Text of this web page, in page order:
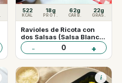
522
KCAL
18g
PROT.
62g
CARB.
22g
GRAS.
Ravioles de Ricota con
dos Salsas (Salsa Blanca
y Pomodoro Mechada)
- 0 +
i